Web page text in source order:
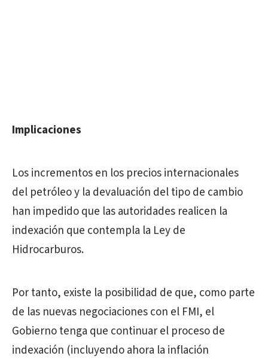
Implicaciones
Los incrementos en los precios internacionales
del petróleo y la devaluación del tipo de cambio
han impedido que las autoridades realicen la
indexación que contempla la Ley de
Hidrocarburos.
Por tanto, existe la posibilidad de que, como parte
de las nuevas negociaciones con el FMI, el
Gobierno tenga que continuar el proceso de
indexación (incluyendo ahora la inflación